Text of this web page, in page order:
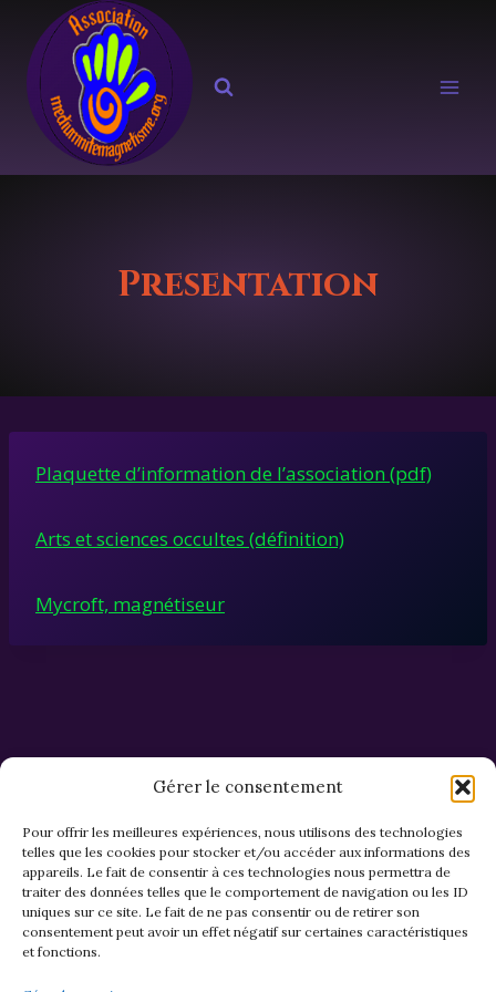
Gérer le consentement
Pour offrir les meilleures expériences, nous utilisons des technologies
telles que les cookies pour stocker et/ou accéder aux informations des
appareils. Le fait de consentir à ces technologies nous permettra de
traiter des données telles que le comportement de navigation ou les ID
uniques sur ce site. Le fait de ne pas consentir ou de retirer son
consentement peut avoir un effet négatif sur certaines caractéristiques
et fonctions.
contenu
Presentation
Plaquette d’information de l’association (pdf)
Arts et sciences occultes (définition)
Mycroft, magnétiseur
CGV et Retours